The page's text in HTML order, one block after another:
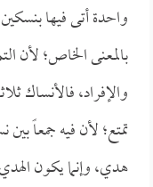
واحدة أتى فيها
بالمعنى الخاص؛ لأن
والإفراد، فالأنساك
تمتع؛ لأن فيه جمعاً
هدي، وإنما يكون